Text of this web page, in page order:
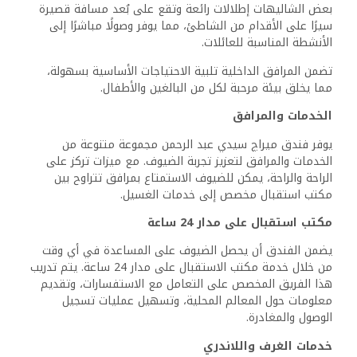
تم دمج ميزات الوصول لتلبية راحة جميع الضيوف. تم تصميم
الفندق لضمان سهولة الحركة للأفراد ذوي الإعاقة، بما في ذلك
تتوفر مواقف للسيارات في الموقع، مما يوفر خيارًا آمنًا ومريحًا
في خيارات وقوف السيارات وضمان أمان المركبات.
الموقع وسهولة الوصول
يقع فندق ميراچ سيدي عبد الرحمن في موقع متميز في
العلمين، مما يوفر وصولًا سهلًا إلى المعالم المحلية خيارات
النقل الأساسية. يعزز موقع الفندق التجربة للزوار الذين يتطلعون
لاستكشاف المواقع الترفيهية والتاريخية.
القرب من المعالم المحلية
يقع الفندق بالقرب من العديد من المعالم الرئيسية، مما
يجعلها خيارًا مفضلًا للسياح. يبعد حوالي 28 كيلومترًا عن بورتو
مارينا، حيث يمكن للضيوف الاستمتاع بخيارات تناول الطعام